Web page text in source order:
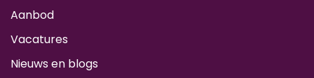
Aanbod
Vacatures
Nieuws en blogs